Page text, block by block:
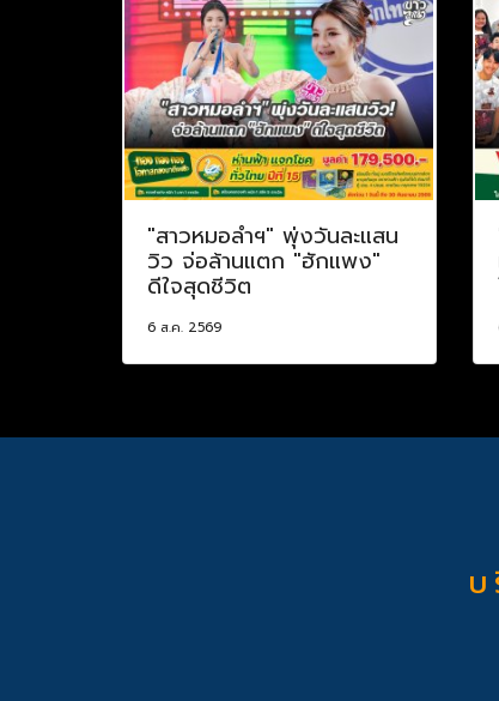
"สาวหมอลำฯ" พุ่งวันละแสน
วิว จ่อล้านแตก "ฮักแพง"
ดีใจสุดชีวิต
6 ส.ค. 2569
บ